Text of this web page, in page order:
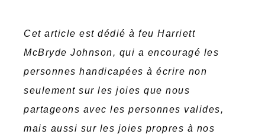
Cet article est dédié à feu Harriett
McBryde Johnson, qui a encouragé les
personnes handicapées à écrire non
seulement sur les joies que nous
partageons avec les personnes valides,
mais aussi sur les joies propres à nos